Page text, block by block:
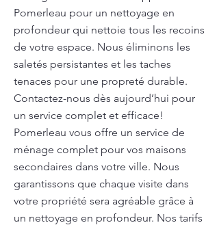
Pomerleau pour un nettoyage en
profondeur qui nettoie tous les recoins
de votre espace. Nous éliminons les
saletés persistantes et les taches
tenaces pour une propreté durable.
Contactez-nous dès aujourd’hui pour
un service complet et efficace!
Pomerleau vous offre un service de
ménage complet pour vos maisons
secondaires dans votre ville. Nous
garantissons que chaque visite dans
votre propriété sera agréable grâce à
un nettoyage en profondeur. Nos tarifs